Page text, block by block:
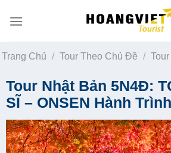
Trang Chủ
/ Tour Theo Chủ Đề /
Tour Nhật Bản 5N4Đ:
SĨ – ONSEN Hành